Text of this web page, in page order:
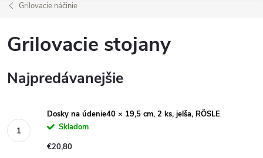
Grilovacie náčinie
Grilovacie stojany
Najpredávanejšie
Dosky na údenie40 × 19,5 cm, 2 ks, jelša, RÖSLE
Skladom
€20,80